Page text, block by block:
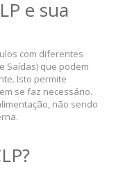
e sua
com diferentes
Saídas) que podem
Isto permite
se faz necessário.
não sendo